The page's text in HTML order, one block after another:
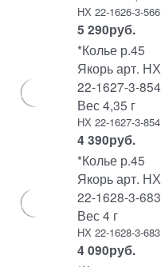
НХ 22-1626-3-566
5 290руб.
*Колье р.45
Якорь арт. НХ
22-1627-3-854
Вес 4,35 г
НХ 22-1627-3-854
4 390руб.
*Колье р.45
Якорь арт. НХ
22-1628-3-683
Вес 4 г
НХ 22-1628-3-683
4 090руб.